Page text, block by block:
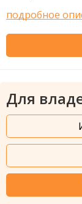
подробное
Для